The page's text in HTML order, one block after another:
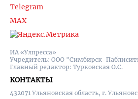
ИА «Улпресса»
Учредитель: ООО "Симбирск-
Главный редактор: Турковская О.С.
КОНТАКТЫ
432071 Ульяновская область, г.
Telegram
MAX